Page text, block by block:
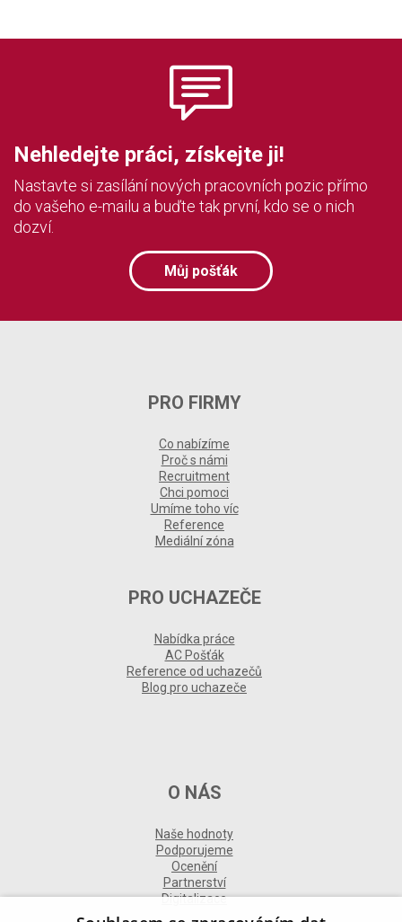
Nehledejte práci, získejte ji!
Nastavte si zasílání nových pracovních pozic přímo
do vašeho e-mailu a buďte tak první, kdo se o nich
dozví.
Můj pošťák
PRO FIRMY
Co nabízíme
Proč s námi
Recruitment
Chci pomoci
Umíme toho víc
Reference
Mediální zóna
PRO UCHAZEČE
Nabídka práce
AC Pošťák
Reference od uchazečů
Blog pro uchazeče
O NÁS
Naše hodnoty
Podporujeme
Ocenění
Partnerství
Digitalizace